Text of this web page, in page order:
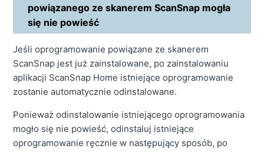
powiązanego ze skanerem ScanSnap mogła
się nie powieść
Jeśli oprogramowanie powiązane ze skanerem
ScanSnap jest już zainstalowane, po zainstalowaniu
aplikacji ScanSnap Home istniejące oprogramowanie
zostanie automatycznie odinstalowane.
Ponieważ odinstalowanie istniejącego oprogramowania
mogło się nie powieść, odinstaluj istniejące
oprogramowanie ręcznie w następujący sposób, po